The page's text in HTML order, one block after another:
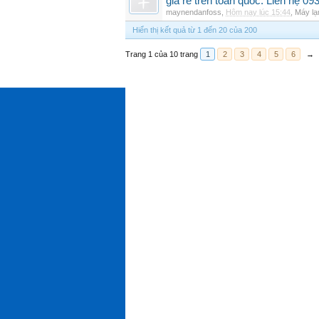
maynendanfoss Hôm nay lúc 15:44 Máy
Hiển thị kết quả từ 1 đến 20 của 200
Trang 1 của 10 trang 1 2 3 4 5 6 →